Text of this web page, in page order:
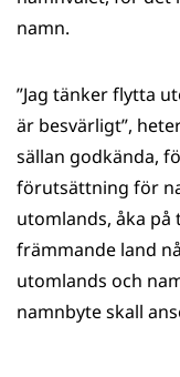
namn.
”Jag tänker flytta
är besvärligt”,
sällan godkända,
förutsättning för
utomlands, åka
främmande land
utomlands och
namnbyte skall